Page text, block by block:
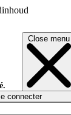
Close menu
connecter